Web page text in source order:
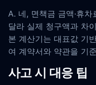
A. 네, 면책금 금액·휴
달라 실제 청구액과 차
본 계산기는 대표값 기
여 계약서와 약관을 기
사고 시 대응 팁